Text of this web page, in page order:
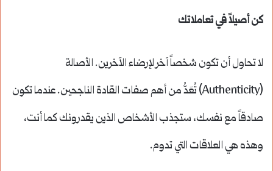
كن أصيلاً في تعاملاتك
لا تحاول أن تكون شخصاً آخر لإرضاء الآخرين. الأصالة
(Authenticity) تُعَدُّ من أهم صفات القادة الناجحين. عندما تكون
صادقاً مع نفسك، ستجذب الأشخاص الذين يقدرونك كما أنت،
وهذه هي العلاقات التي تدوم.